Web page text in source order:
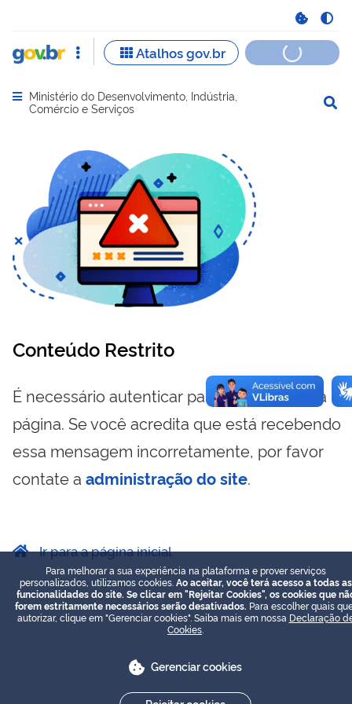
Abrir menu principal de navegação
Ministério do Desenvolvimento, Indústria,
Comércio e Serviços
Conteúdo Restrito
É necessário autenticar para visualizar essa
página. Se você acredita que está recebendo
essa mensagem incorretamente, por favor
contate a administração do site.
Ir para a página inicial
Para melhorar a sua experiência na plataforma e prover serviços
personalizados, utilizamos cookies. Ao aceitar, você terá acesso a todas as
funcionalidades do site. Se clicar em "Rejeitar Cookies", os cookies que
forem estritamente necessários serão desativados. Para escolher quais
autorizar, clique em "Gerenciar cookies". Saiba mais em nossa Declaração
Cookies
Gerenciar cookies